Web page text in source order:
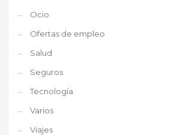
Ocio
Ofertas de empleo
Salud
Seguros
Tecnología
Varios
Viajes